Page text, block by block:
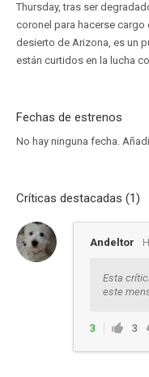
Thursday, tras ser
coronel para hacerse cargo
desierto de Arizona, es un
están curtidos en la lucha
Fechas de estrenos
No hay ninguna fecha.
Críticas destacadas (1)
Andeltor
Esta
este
3 3